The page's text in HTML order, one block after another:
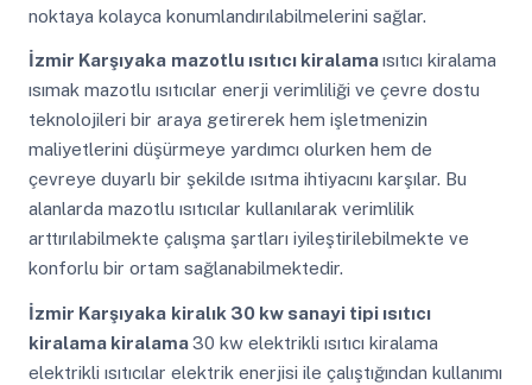
noktaya kolayca konumlandırılabilmelerini sağlar.
İzmir Karşıyaka mazotlu ısıtıcı kiralamaısıtıcı kiralama
ısımak mazotlu ısıtıcılar enerji verimliliği ve çevre dostu
teknolojileri bir araya getirerek hem işletmenizin
maliyetlerini düşürmeye yardımcı olurken hem de
çevreye duyarlı bir şekilde ısıtma ihtiyacını karşılar. Bu
alanlarda mazotlu ısıtıcılar kullanılarak verimlilik
arttırılabilmekte çalışma şartları iyileştirilebilmekte ve
konforlu bir ortam sağlanabilmektedir.
İzmir Karşıyaka kiralık 30 kw sanayi tipi ısıtıcı
kiralama kiralama30 kw elektrikli ısıtıcı kiralama
elektrikli ısıtıcılar elektrik enerjisi ile çalıştığından kullanımı